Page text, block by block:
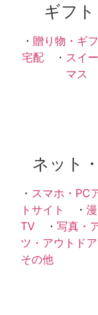
ギフ
・ 贈り物・ギ
宅配 ・ スイ
マス
ネット
・ スマホ・PC
トサイト
・
TV ・ 写真・
ツ・アウトドア
その他